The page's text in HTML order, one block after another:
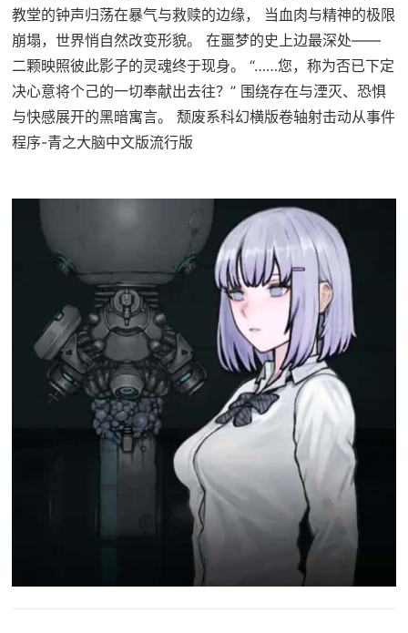
教堂的钟声归荡在暴气与救赎的边缘， 当血肉与精神的极限
崩塌，世界悄自然改变形貌。 在噩梦的史上边最深处——
二颗映照彼此影子的灵魂终于现身。 “……您，称为否已下定
决心意将个己的一切奉献出去往？” 围绕存在与湮灭、恐惧
与快感展开的黑暗寓言。 颓废系科幻横版卷轴射击动从事件
程序-青之大脑中文版流行版